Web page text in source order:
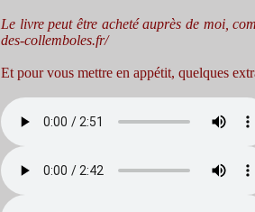
Le livre peut être acheté auprès de moi,
des-collemboles.fr/
Et pour vous mettre en appétit, quelques